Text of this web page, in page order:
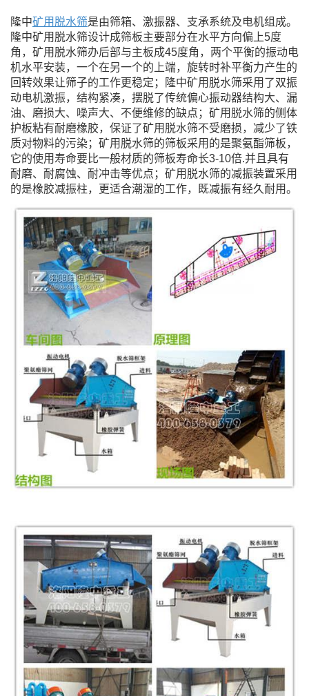
隆中矿用脱水筛是由筛箱、激振器、支承系统及电机组成。
隆中矿用脱水筛设计成筛板主要部分在水平方向偏上5度
角，矿用脱水筛办后部与主板成45度角，两个平衡的振动电
机水平安装，一个在另一个的上端，旋转时补平衡力产生的
回转效果让筛子的工作更稳定；隆中矿用脱水筛采用了双振
动电机激振，结构紧凑，摆脱了传统偏心振动器结构大、漏
油、磨损大、噪声大、不便维修的缺点；矿用脱水筛的侧体
护板粘有耐磨橡胶，保证了矿用脱水筛不受磨损，减少了铁
质对物料的污染；矿用脱水筛的筛板采用的是聚氨酯筛板，
它的使用寿命要比一般材质的筛板寿命长3-10倍.并且具有
耐磨、耐腐蚀、耐冲击等优点；矿用脱水筛的减振装置采用
的是橡胶减振柱，更适合潮湿的工作，既减振有经久耐用。